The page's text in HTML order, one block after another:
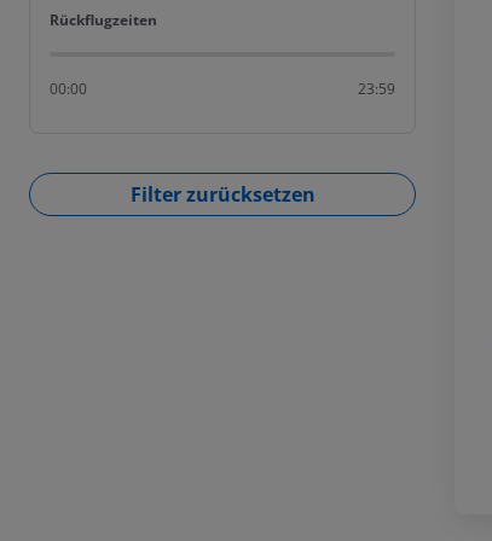
Rückflugzeiten
Rückflugzeiten
00:00 23:59
Filter zurücksetzen